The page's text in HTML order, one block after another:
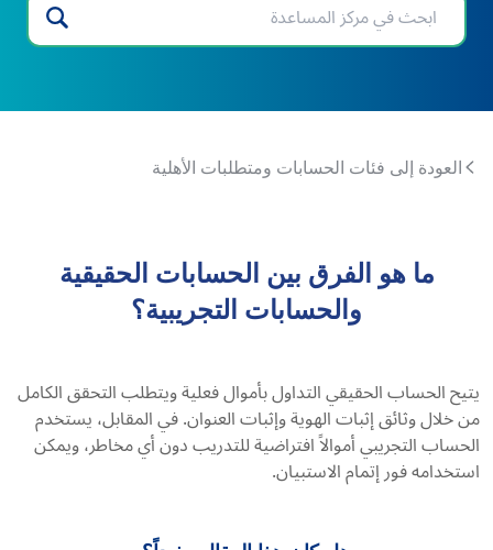
العودة إلى فئات الحسابات ومتطلبات الأهلية
ما هو الفرق بين الحسابات الحقيقية
والحسابات التجريبية؟
يتيح الحساب الحقيقي التداول بأموال فعلية ويتطلب التحقق الكامل
من خلال وثائق إثبات الهوية وإثبات العنوان. في المقابل، يستخدم
الحساب التجريبي أموالاً افتراضية للتدريب دون أي مخاطر، ويمكن
استخدامه فور إتمام الاستبيان.